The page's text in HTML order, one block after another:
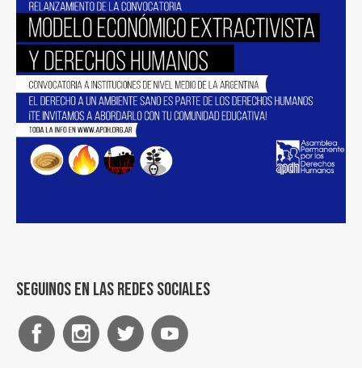
Seguinos en las redes sociales